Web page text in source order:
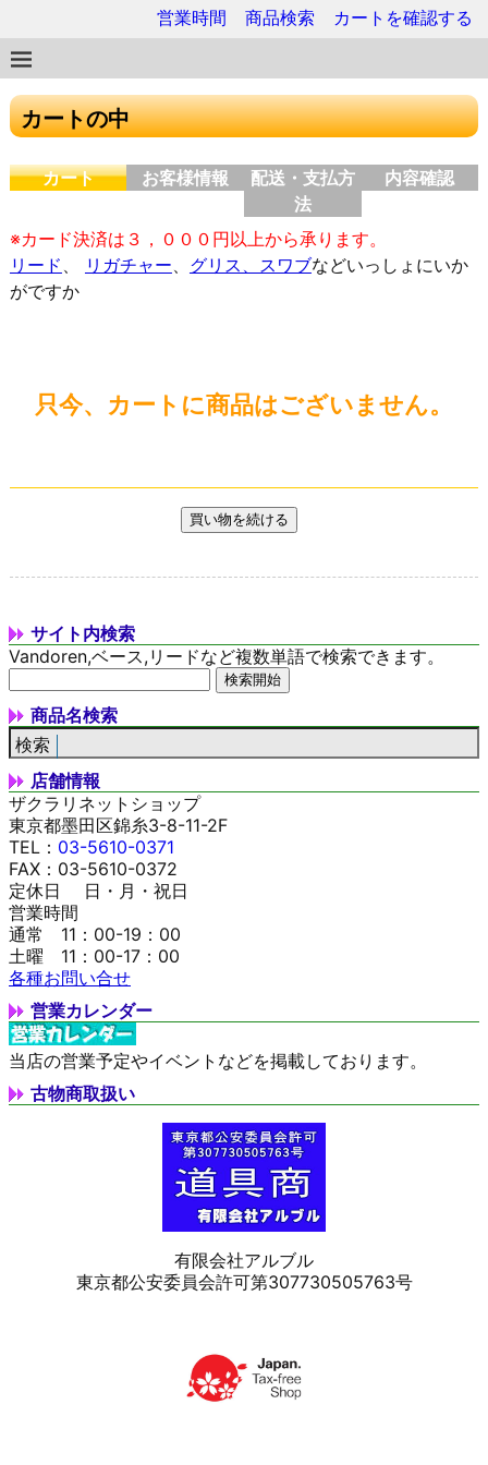
営業時間 商品検索 カートを確認する
カートの中
カート お客様情報
配送・支払方
法
内容確認
※カード決済は３，０００円以上から承ります。
リード 、 リガチャー、 グリス、スワブなどいっしょにいか
がですか
只今、カートに商品はございません。
サイト内検索
Vandoren,ベース,リードなど複数単語で検索できます。
商品名検索
店舗情報
ザクラリネットショップ
東京都墨田区錦糸3-8-11-2F
TEL： 03-5610-0371
FAX：03-5610-0372
定休日 日・月・祝日
営業時間
通常 11：00-19：00
土曜 11：00-17：00
各種お問い合せ
営業カレンダー
当店の営業予定やイベントなどを掲載しております。
古物商取扱い
有限会社アルブル
東京都公安委員会許可第307730505763号